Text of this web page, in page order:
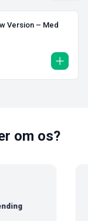
Version – Med
om os?